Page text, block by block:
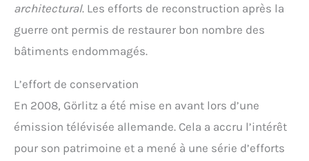
architectural. Les efforts de reconstruction après la
guerre ont permis de restaurer bon nombre des
bâtiments endommagés.
L’effort de conservation
En 2008, Görlitz a été mise en avant lors d’une
émission télévisée allemande. Cela a accru l’intérêt
pour son patrimoine et a mené à une série d’efforts